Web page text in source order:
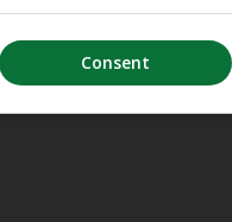
Consent